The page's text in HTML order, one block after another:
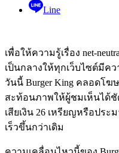
Line
เพื่อให้ความรู้เรื่อง net-
เป็นกลางให้ทุกเว็บไซต์มีค
วันนี้ Burger King คลอดโฆ
สะท้อนภาพให้ผู้ชมเห็นได้ชั
เสียเงิน 26 เหรียญหรือประ
เร็วขึ้นกว่าเดิม